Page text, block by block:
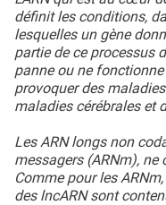
définit les conditions,
lesquelles un gène
partie de ce processus
panne ou ne
provoquer des
maladies cérébrales et
Les ARN longs non
messagers (ARNm), ne
Comme pour les
des lncARN sont